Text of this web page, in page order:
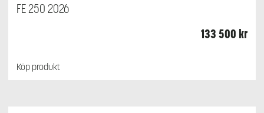
FE 250 2026
133 500 kr
Köp produkt